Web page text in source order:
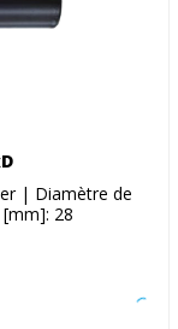
| Diamètre de
28